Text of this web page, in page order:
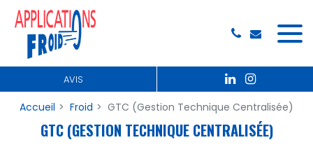
AVIS
Accueil Froid GTC (Gestion Technique Centralisée)
GTC (GESTION TECHNIQUE CENTRALISÉE)
Panneau de gestion des cookies